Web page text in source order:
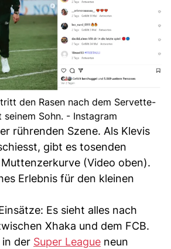
den Rasen nach dem Servette-
seinem Sohn. - Instagram
rührenden Szene. Als Klevis
gibt es tosenden
(Video oben).
Erlebnis für den kleinen
Es sieht alles nach
Xhaka und dem FCB.
in der Super League neun